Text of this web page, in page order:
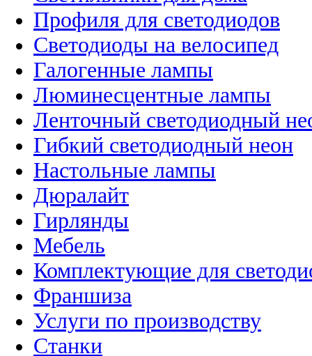
Профиля для светодиодов
Светодиоды на велосипед
Галогенные лампы
Люминесцентные лампы
Ленточный светодиодный
Гибкий светодиодный неон
Настольные лампы
Дюралайт
Гирлянды
Мебель
Комплектующие для
Франшиза
Услуги по производству
Станки